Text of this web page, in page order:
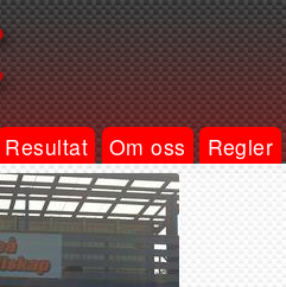
Resultat Om oss Regler